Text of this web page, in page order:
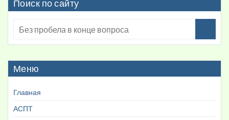
Поиск по сайту
Меню
Главная
АСПТ